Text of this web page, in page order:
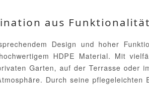
aus
Design und hoher
HDPE Material. Mit
Garten, auf der Terrasse oder
Durch seine